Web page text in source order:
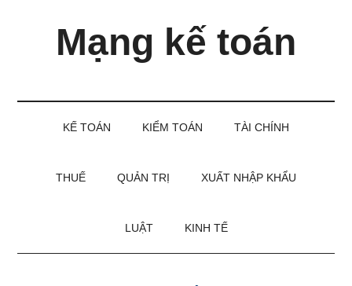
Mạng kế toán
KẾ TOÁN KIỂM TOÁN TÀI CHÍNH
THUẾ QUẢN TRỊ XUẤT NHẬP KHẨU
LUẬT KINH TẾ